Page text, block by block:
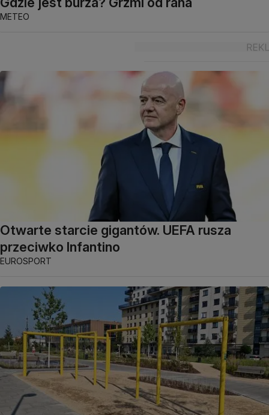
METEO
Otwarte starcie gigantów. UEFA rusza
przeciwko Infantino
EUROSPORT